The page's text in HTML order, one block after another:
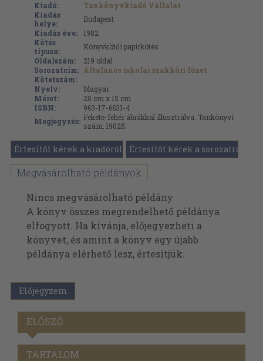
Kiadó:
Tankönyvkiadó Vállalat
Kiadás
helye:
Budapest
Kiadás éve:
1982
Kötés
típusa:
Könyvkötői papírkötés
Oldalszám:
219 oldal
Sorozatcím: Általános iskolai szakköri füzet
Kötetszám:
Nyelv:
Magyar
Méret:
20 cm x 15 cm
ISBN:
963-17-6631-4
Megjegyzés: Fekete-fehér ábrákkal illusztrálva. Tankönyvi
szám: 19025.
Értesítőt kérek a kiadóról Értesítőt kérek a sorozatról
Megvásárolható példányok
Nincs megvásárolható példány
A könyv összes megrendelhető példánya
elfogyott. Ha kívánja, előjegyezheti a
könyvet, és amint a könyv egy újabb
példánya elérhető lesz, értesítjük.
Előjegyzem
ELŐSZÓ
TARTALOM